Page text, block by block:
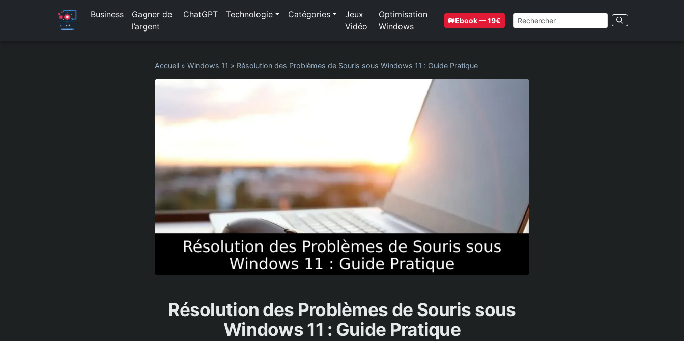
Business
Gagner de
l’argent
ChatGPT Technologie Catégories
Jeux
Vidéo
Optimisation
Windows
Ebook — 19€
Accueil » Windows 11 » Résolution des Problèmes de Souris sous Windows 11 : Guide Pratique
Résolution des Problèmes de Souris sous
Windows 11 : Guide Pratique